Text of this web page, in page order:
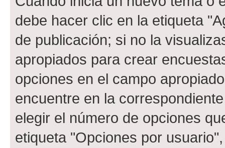
debe hacer clic en la etiqueta
de publicación; si no la
apropiados para crear
opciones en el campo
encuentre en la
elegir el número de opciones
etiqueta "Opciones por